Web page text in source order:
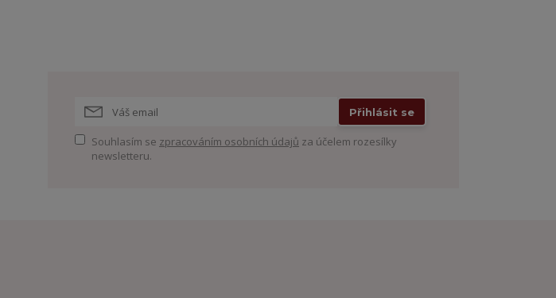
Přihlásit se
Souhlasím se zpracováním osobních údajů za účelem rozesílky
newsletteru.